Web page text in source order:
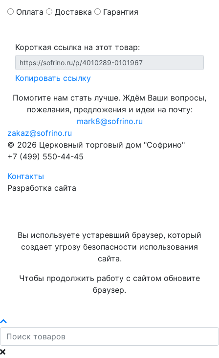
Оплата Доставка Гарантия
Короткая ссылка на этот товар:
Копировать ссылку
Помогите нам стать лучше. Ждём Ваши вопросы,
пожелания, предложения и идеи на почту:
mark8@sofrino.ru
zakaz@sofrino.ru
© 2026 Церковный торговый дом "Софрино"
+7 (499) 550-44-45
Контакты
Разработка сайта
Вы используете устаревший браузер, который
создает угрозу безопасности использования
сайта.
Чтобы продолжить работу с сайтом обновите
браузер.